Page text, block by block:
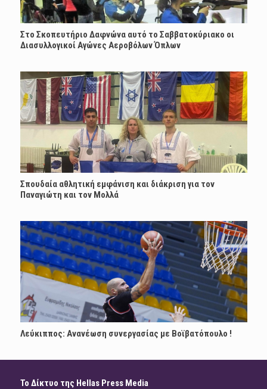
Στο Σκοπευτήριο Δαφνώνα αυτό το Σαββατοκύριακο οι
Διασυλλογικοί Αγώνες Αεροβόλων Όπλων
Σπουδαία αθλητική εμφάνιση και διάκριση για τον
Παναγιώτη και τον Μολλά
Λεύκιππος: Ανανέωση συνεργασίας με Boϊβατόπουλο !
Το Δίκτυο της Hellas Press Media